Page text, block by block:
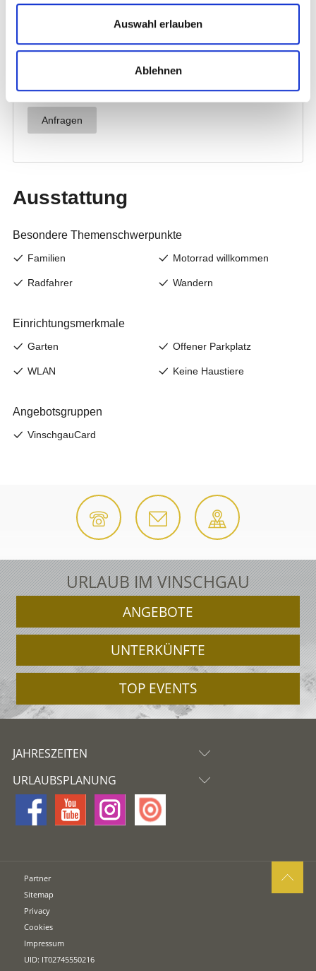
Auswahl erlauben
Ablehnen
URLAUB IM VINSCHGAU
ANGEBOTE
UNTERKÜNFTE
TOP EVENTS
JAHRESZEITEN
URLAUBSPLANUNG
Partner
Sitemap
Privacy
Cookies
Impressum
UID: IT02745550216